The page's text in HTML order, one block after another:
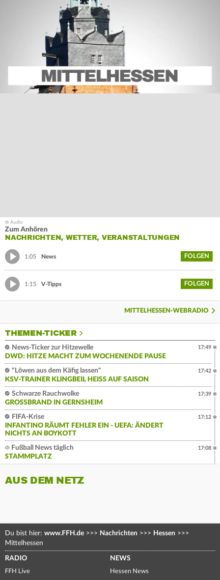
Zum Anhören
NACHRICHTEN, WETTER, VERANSTALTUNGEN
1:05 News FOLGEN
1:15 V-Tipps FOLGEN
MITTELHESSEN-WEBRADIO
THEMEN-TICKER
News-Ticker zur Hitzewelle
DWD: HITZE MACHT ZUM WOCHENENDE PAUSE
17:49
"Löwen aus dem Käfig lassen"
KSV-TRAINER KLINGBEIL HEISS AUF SAISON
17:42
Schwarze Rauchwolke
GROSSBRAND IN GERNSHEIM
17:39
FIFA-Krise
INFANTINO RÄUMT FEHLER EIN - UEFA: ÄNDERT
NICHTS AN BOYKOTT
17:12
Fußball News täglich
STAMMPLATZ
17:08
AUS DEM NETZ
Du bist hier: www.FFH.de >>> Nachrichten >>> Hessen >>>
Mittelhessen
RADIO
FFH Live
NEWS
Hessen News